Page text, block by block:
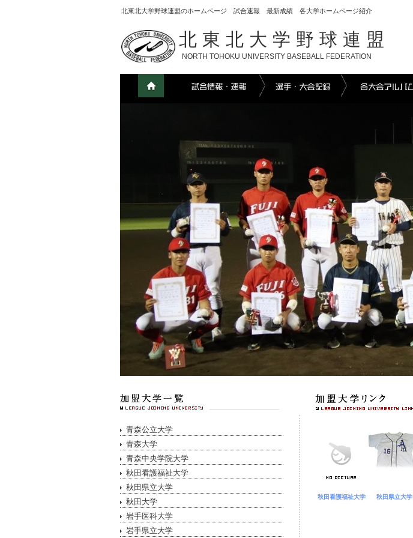
北東北大学野球連盟のホームページ 試合速報 最新成績 各大学ホームページ紹介
北東北大学野球連盟
NORTH TOHOKU UNIVERSITY BASEBALL FEDERATION
青森公立大学
青森大学
青森中央学院大学
秋田看護福祉大学
秋田県立大学
秋田大学
岩手医科大学
岩手県立大学
秋田看護福祉大学 秋田県立大学